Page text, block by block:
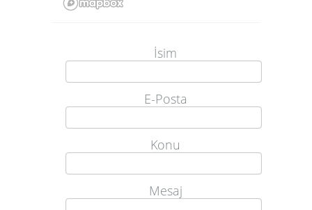
İsim
E-Posta
Konu
Mesaj